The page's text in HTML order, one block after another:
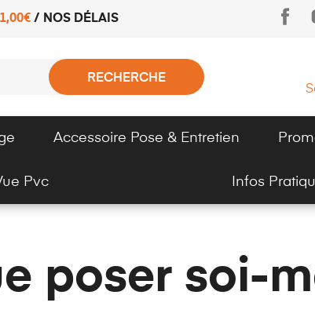
/ NOS DÉLAIS
RECHERCHE
Accessoire Pose & Entretien
Pvc Infos
poser soi-